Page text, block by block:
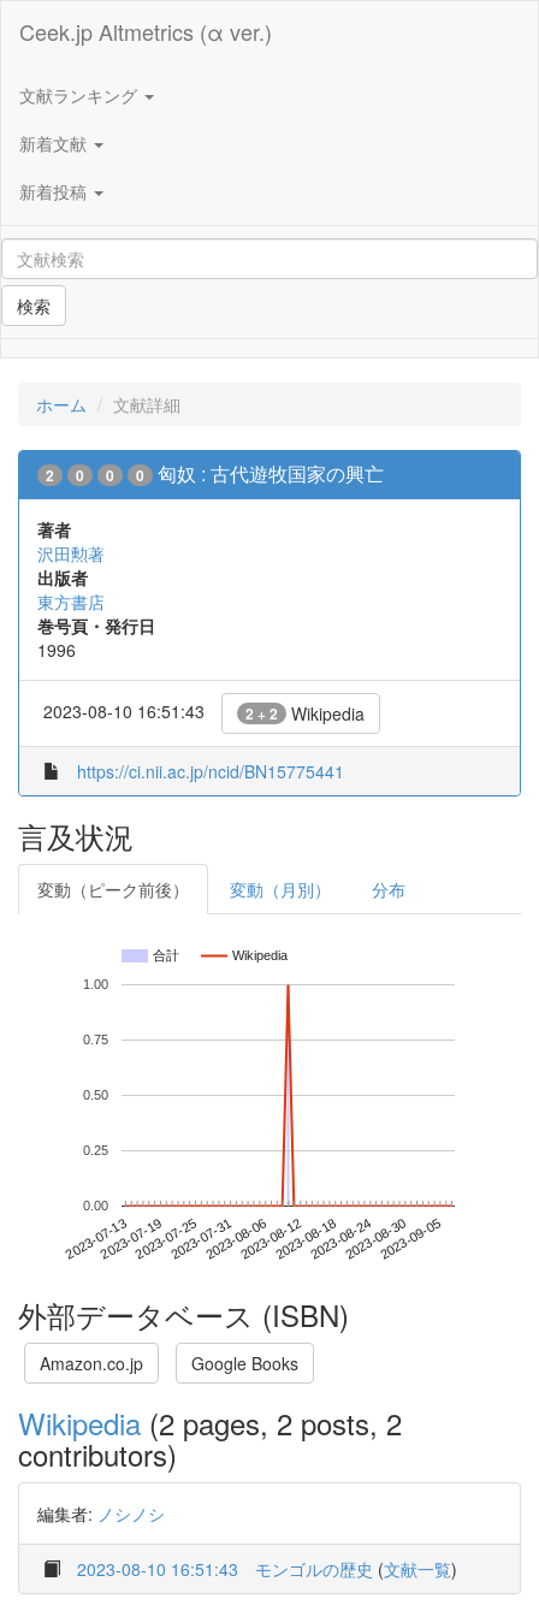
Ceek.jp Altmetrics (α ver.)
文献ランキング
新着文献
新着投稿
検索
ホーム 文献詳細
2 0 0 0 匈奴 : 古代遊牧国家の興亡
著者
沢田勲著
出版者
東方書店
巻号頁・発行日
1996
2023-08-10 16:51:43 2 + 2 Wikipedia
https://ci.nii.ac.jp/ncid/BN15775441
言及状況
変動（ピーク前後） 変動（月別） 分布
合計 Wikipedia
2023-07-132023-07-192023-07-252023-07-312023-08-062023-08-122023-08-182023-08-242023-08-302023-09-05
0.00
0.25
0.50
0.75
1.00
外部データベース (ISBN)
Amazon.co.jp Google Books
Wikipedia (2 pages, 2 posts, 2
contributors)
編集者: ノシノシ
2023-08-10 16:51:43 モンゴルの歴史 (文献一覧)